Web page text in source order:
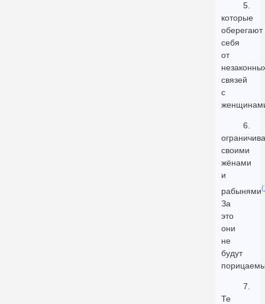
5.
которые
оберегают
себя
от
связей
с
6.
своими
жёнами
и
рабынями
За
это
они
не
будут
7.
Те